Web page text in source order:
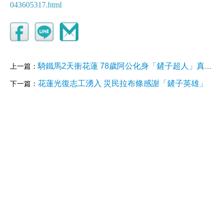
043605317.html
上一篇： 騎鐵馬2天衝花蓮 78歲阿公化身「鏟子超人」真實身分曝光
下一篇： 花蓮光復志工湧入 災民拉布條感謝「鏟子英雄」